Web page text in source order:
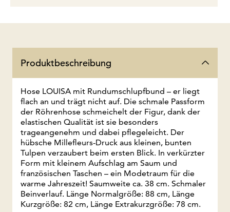
Produktbeschreibung
Hose LOUISA mit Rundumschlupfbund – er liegt
flach an und trägt nicht auf. Die schmale Passform
der Röhrenhose schmeichelt der Figur, dank der
elastischen Qualität ist sie besonders
trageangenehm und dabei pflegeleicht. Der
hübsche Millefleurs-Druck aus kleinen, bunten
Tulpen verzaubert beim ersten Blick. In verkürzter
Form mit kleinem Aufschlag am Saum und
französischen Taschen – ein Modetraum für die
warme Jahreszeit! Saumweite ca. 38 cm. Schmaler
Beinverlauf. Länge Normalgröße: 88 cm, Länge
Kurzgröße: 82 cm, Länge Extrakurzgröße: 78 cm.